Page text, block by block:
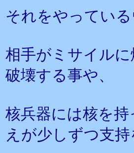
それをやってい
相手がミサイル
破壊する事や、
核兵器には核を
えが少しずつ支